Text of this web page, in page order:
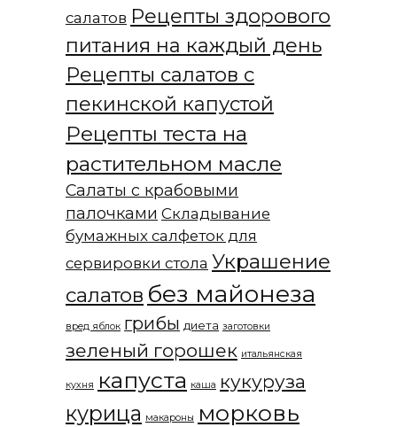
салатов Рецепты здорового
питания на каждый день
Рецепты салатов с
пекинской капустой
Рецепты теста на
растительном масле
Салаты с крабовыми
палочками Складывание
бумажных салфеток для
сервировки стола Украшение
салатов без майонеза
вред яблок грибы диета заготовки
зеленый горошек итальянская
кухня капуста каша кукуруза
курица макароны морковь